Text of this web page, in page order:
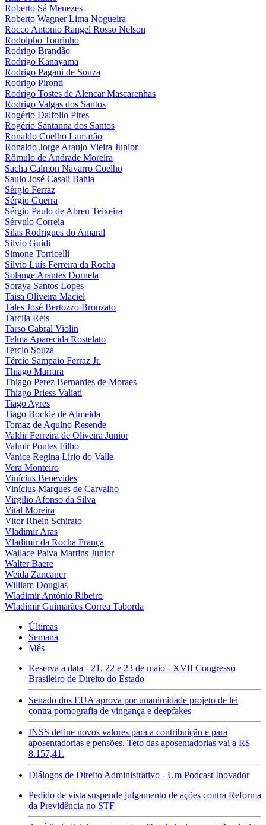
Roberto Sá Menezes
Roberto Wagner Lima Nogueira
Rocco Antonio Rangel Rosso Nelson
Rodolpho Tourinho
Rodrigo Brandão
Rodrigo Kanayama
Rodrigo Pagani de Souza
Rodrigo Pironti
Rodrigo Tostes de Alencar Mascarenhas
Rodrigo Valgas dos Santos
Rogério Dalfollo Pires
Rogério Santanna dos Santos
Ronaldo Coelho Lamarão
Ronaldo Jorge Araujo Vieira Junior
Rômulo de Andrade Moreira
Sacha Calmon Navarro Coelho
Saulo José Casali Bahia
Sérgio Ferraz
Sérgio Guerra
Sérgio Paulo de Abreu Teixeira
Sérvulo Correia
Silas Rodrigues do Amaral
Silvio Guidi
Simone Torricelli
Sílvio Luís Ferreira da Rocha
Solange Arantes Dornela
Soraya Santos Lopes
Taisa Oliveira Maciel
Tales José Bertozzo Bronzato
Tarcila Reis
Tarso Cabral Violin
Telma Aparecida Rostelato
Tercio Souza
Tércio Sampaio Ferraz Jr.
Thiago Marrara
Thiago Perez Bernardes de Moraes
Thiago Priess Valiati
Tiago Ayres
Tiago Bockie de Almeida
Tomaz de Aquino Resende
Valdir Ferreira de Oliveira Junior
Valmir Pontes Filho
Vanice Regina Lírio do Valle
Vera Monteiro
Vinícius Benevides
Vinícius Marques de Carvalho
Virgílio Afonso da Silva
Vital Moreira
Vitor Rhein Schirato
Vladimir Aras
Vladimir da Rocha França
Wallace Paiva Martins Junior
Walter Baere
Weida Zancaner
William Douglas
Wladimir António Ribeiro
Wladimir Guimarães Correa Taborda
Últimas
Semana
Mês
Reserva a data - 21, 22 e 23 de maio - XVII Congresso
Brasileiro de Direito do Estado
Senado dos EUA aprova por unanimidade projeto de lei
contra pornografia de vingança e deepfakes
INSS define novos valores para a contribuição e para
aposentadorias e pensões. Teto das aposentadorias vai a R$
8.157,41.
Diálogos de Direito Administrativo - Um Podcast Inovador
Pedido de vista suspende julgamento de ações contra Reforma
da Previdência no STF